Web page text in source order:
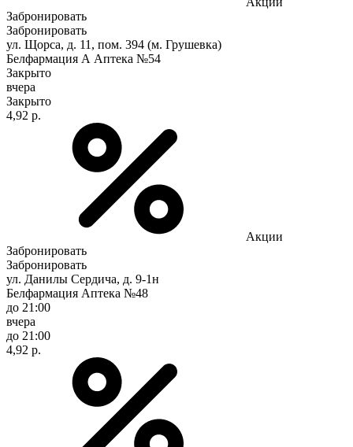
Забронировать
Забронировать
ул. Щорса, д. 11, пом. 394 (м. Грушевка)
Белфармация А Аптека №54
Закрыто
вчера
Закрыто
4,92 р.
Акции
Забронировать
Забронировать
ул. Данилы Сердича, д. 9-1н
Белфармация Аптека №48
до 21:00
вчера
до 21:00
4,92 р.